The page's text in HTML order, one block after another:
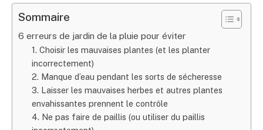
Sommaire
6 erreurs de jardin de la pluie pour éviter
1. Choisir les mauvaises plantes (et les planter
incorrectement)
2. Manque d’eau pendant les sorts de sécheresse
3. Laisser les mauvaises herbes et autres plantes
envahissantes prennent le contrôle
4. Ne pas faire de paillis (ou utiliser du paillis